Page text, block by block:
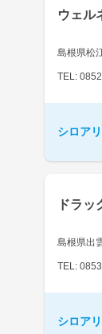
ウェル
島根県松
TEL:
シロア
ドラ
島根県出
TEL:
シロア